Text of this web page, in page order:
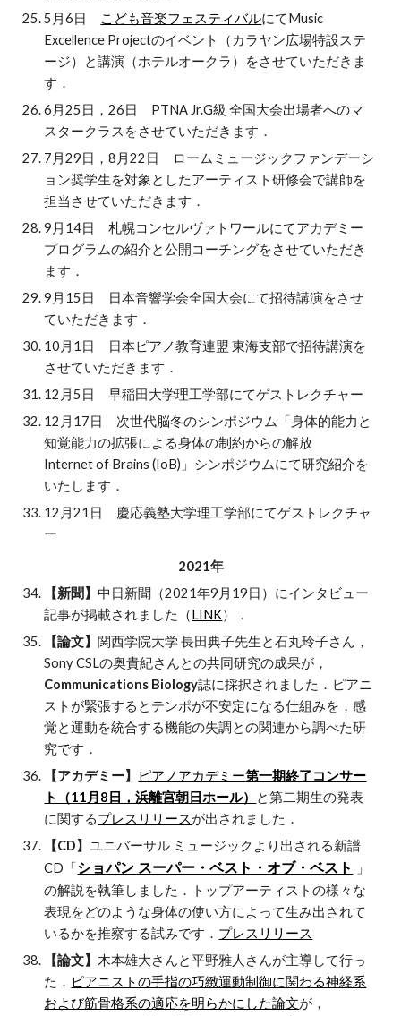
5月6日 こども音楽フェスティバルにてMusic
Excellence Projectのイベント（カラヤン広場特設ステ
ージ）と講演（ホテルオークラ）をさせていただきま
す．
6月25日，26日 PTNA Jr.G級 全国大会出場者へのマ
スタークラスをさせていただきます．
7月29日，8月22日 ロームミュージックファンデーシ
ョン奨学生を対象としたアーティスト研修会で講師を
担当させていただきます．
9月14日 札幌コンセルヴァトワールにてアカデミー
プログラムの紹介と公開コーチングをさせていただき
ます．
9月15日 日本音響学会全国大会にて招待講演をさせ
ていただきます．
10月1日 日本ピアノ教育連盟 東海支部で招待講演を
させていただきます．
12月5日 早稲田大学理工学部にてゲストレクチャー
12月17日 次世代脳冬のシンポジウム「身体的能力と
知覚能力の拡張による身体の制約からの解放
Internet of Brains (IoB)」シンポジウムにて研究紹介を
いたします．
12月21日 慶応義塾大学理工学部にてゲストレクチャ
ー
2021年
【新聞】中日新聞（2021年9月19日）にインタビュー
記事が掲載されました（LINK）．
【論文】 関西学院大学 長田典子先生と石丸玲子さん，
Sony CSLの奥貴紀さんとの共同研究の成果が，
Communications Biology誌に採択されました．ピアニ
ストが緊張するとテンポが不安定になる仕組みを，感
覚と運動を統合する機能の失調との関連から調べた研
究です．
【アカデミー】 ピアノアカデミー第一期終了コンサー
ト（11月8日，浜離宮朝日ホール） と第二期生の発表
に関するプレスリリースが出されました．
【CD】ユニバーサル ミュージックより出される新譜
CD「ショパン スーパー・ベスト・オブ・ベスト
」
の解説を執筆しました．トップアーティストの様々な
表現をどのような身体の使い方によって生み出されて
いるかを推察する試みです． プレスリリース
【論文】 木本雄大さんと平野雅人さんが主導して行っ
た， ピアニストの手指の巧緻運動制御に関わる神経系
および筋骨格系の適応を明らかにした論文が，